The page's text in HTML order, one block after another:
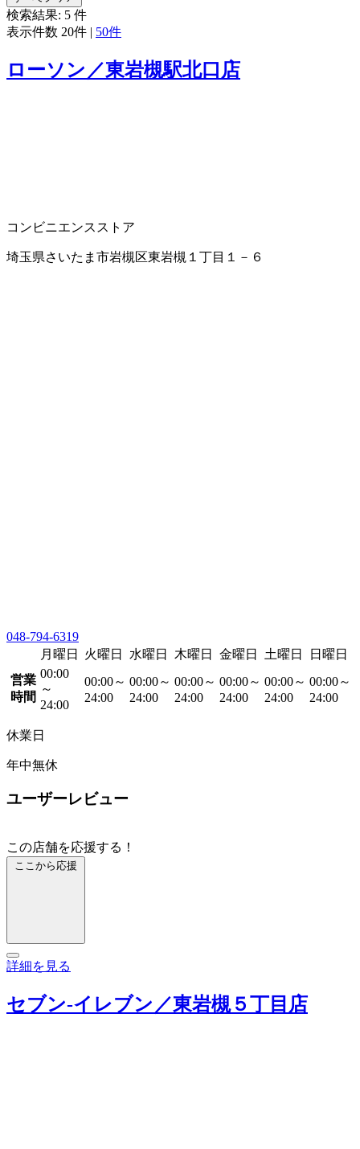
検索結果: 5 件
表示件数 20件 | 50件
ローソン／東岩槻駅北口店
コンビニエンスストア
埼玉県さいたま市岩槻区東岩槻１丁目１－６
048-794-6319
月曜日
火曜日 水曜日 木曜日 金曜日 土曜日
日曜日
営業
時間
00:00
～
24:00
00:00～
24:00
00:00～
24:00
00:00～
24:00
00:00～
24:00
00:00～
24:00
00:00～
24:00
休業日
年中無休
ユーザーレビュー
この店舗を応援する！
ここから応援
詳細を見る
セブン‐イレブン／東岩槻５丁目店